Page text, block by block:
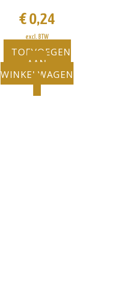
€0,24
excl. BTW
TOEVOEGEN
AAN
WINKELWAGEN